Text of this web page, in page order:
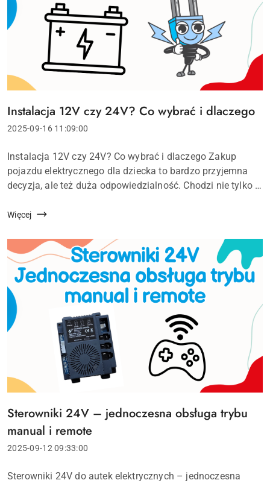
Tytuł
artykułu:
Instalacja 12V czy 24V? Co wybrać i dlaczego
Data
2025-09-16 11:09:00
Treść
artykułu:
Instalacja 12V czy 24V? Co wybrać i dlaczego Zakup
pojazdu elektrycznego dla dziecka to bardzo przyjemna
decyzja, ale też duża odpowiedzialność. Chodzi nie tylko o
bezpiecznie, by autko służyło możliwie...
Więcej
Tytuł
artykułu:
Sterowniki 24V – jednoczesna obsługa trybu
manual i remote
Data
2025-09-12 09:33:00
Treść
Sterowniki 24V do autek elektrycznych – jednoczesna